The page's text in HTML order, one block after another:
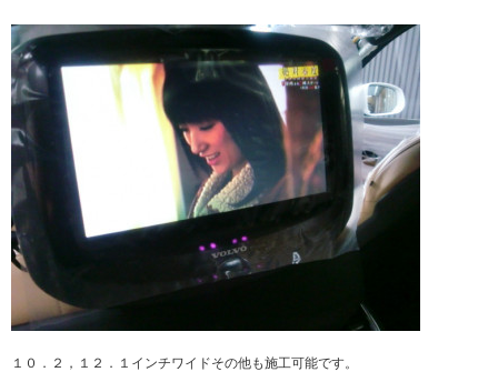
１０．２，１２．１インチワイドその他も施工可能です。